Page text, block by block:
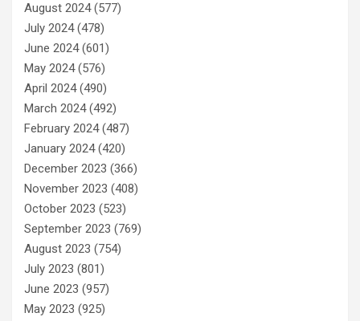
August 2024(577)
July 2024(478)
June 2024(601)
May 2024(576)
April 2024(490)
March 2024(492)
February 2024(487)
January 2024(420)
December 2023 (366)
November 2023 (408)
October 2023 (523)
September 2023 (769)
August 2023 (754)
July 2023 (801)
June 2023 (957)
May 2023 (925)